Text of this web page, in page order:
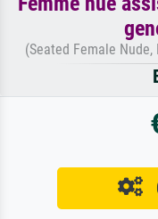
(Seated Female